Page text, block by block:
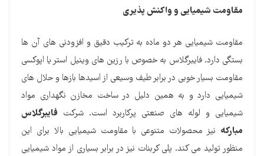
مقاومت شیمیایی و واکنش پذیری
مقاومت شیمیایی هر دو ماده به ترکیب دقیق و افزودنی های آن ها
بستگی دارد. فایبرگلاس به خصوص با رزین های وینیل استر یا اپوکسی
مقاومت بسیار خوبی در برابر طیف وسیعی از اسیدها بازها و حلال های
شیمیایی دارد و به همین دلیل در ساخت مخازن نگهداری مواد
شیمیایی و لوله های صنعتی پرکاربرد است. شرکت فایبرگلاس
مبارکه نیز محصولات متنوعی با مقاومت شیمیایی بالا برای این
منظور تولید می کند. پلی کربنات نیز در برابر بسیاری از مواد شیمیایی